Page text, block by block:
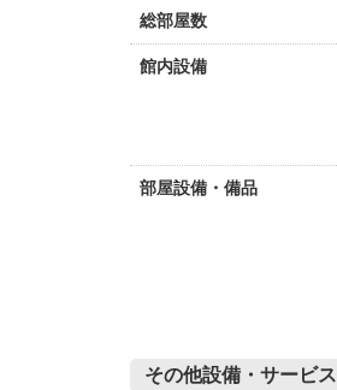
総部屋数
館内設備
部屋設備・備品
その他設備・サービス